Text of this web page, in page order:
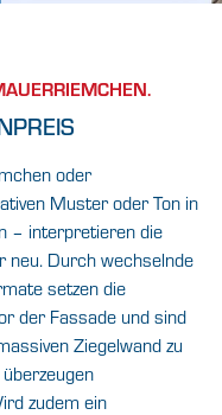
oder
Muster oder Ton in
– interpretieren die
neu. Durch wechselnde
setzen die
der Fassade und sind
Ziegelwand zu
zudem ein